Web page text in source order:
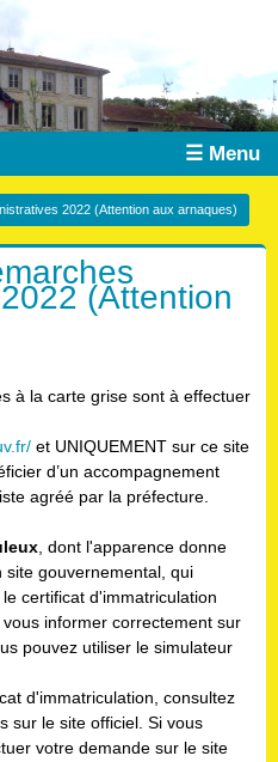
☰ Menu
2022 (Attention aux arnaques)
(Attention
à la carte grise sont à effectuer
et UNIQUEMENT sur ce site
d’un accompagnement
agréé par la préfecture.
, dont l'apparence donne
site gouvernemental, qui
certificat d'immatriculation
informer correctement sur
pouvez utiliser le simulateur
d'immatriculation, consultez
sur le site officiel. Si vous
votre demande sur le site